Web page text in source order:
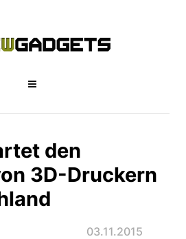
den
3D-Druckern
03.11.2015